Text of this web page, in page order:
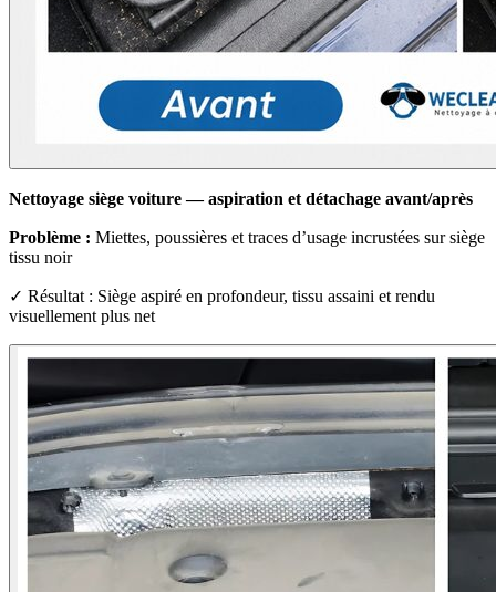
Nettoyage siège voiture — aspiration et détachage avant/après
Problème : Miettes, poussières et traces d’usage incrustées sur siège
tissu noir
✓ Résultat : Siège aspiré en profondeur, tissu assaini et rendu
visuellement plus net